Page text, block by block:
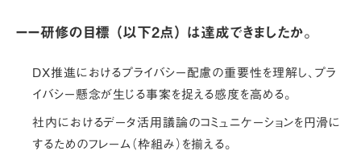
ーー研修の目標 （以下2点） は達成できましたか。
DX推進におけるプライバシー配慮の重要性を理解し、プラ
イバシー懸念が生じる事案を捉える感度を高める。
社内におけるデータ活用議論のコミュニケーションを円滑に
するためのフレーム（枠組み）を揃える。